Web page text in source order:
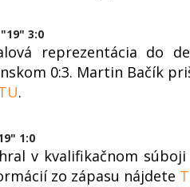
3:0
reprezentácia do
0:3. Martin Bačík
.
1:0
v kvalifikačnom
zo zápasu nájdete